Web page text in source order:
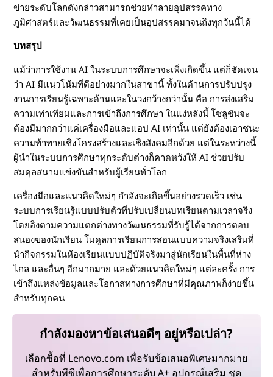
ข่ายระดับโลกดังกล่าวสามารถช่วยทำลายอุปสรรคทาง
ภูมิศาสตร์และวัฒนธรรมที่เคยเป็นอุปสรรคมาจนถึงทุกวันนี้ได้
บทสรุป
แม้ว่าการใช้งาน AI ในระบบการศึกษาจะเพิ่งเกิดขึ้น แต่ก็ชัดเจน
ว่า AI มีแนวโน้มที่ดีอย่างมากในสาขานี้ ทั้งในด้านการปรับปรุง
งานการเรียนรู้เฉพาะด้านและในวงกว้างกว่านั้น คือ การส่งเสริม
ความเท่าเทียมและการเข้าถึงการศึกษา ในแง่หลังนี้ โซลูชันจะ
ต้องมีมากกว่าแค่เครื่องมือและแอป AI เท่านั้น แต่ยังต้องเอาชนะ
ความท้าทายเชิงโครงสร้างและเชิงสังคมอีกด้วย แต่ในระหว่างนี้
ผู้นำในระบบการศึกษาทุกระดับต่างก็คาดหวังให้ AI ช่วยปรับ
สมดุลสนามแข่งขันสำหรับผู้เรียนทั่วโลก
เครื่องมือและแนวคิดใหม่ๆ กำลังจะเกิดขึ้นอย่างรวดเร็ว เช่น
ระบบการเรียนรู้แบบปรับตัวที่ปรับเปลี่ยนบทเรียนตามเวลาจริง
โดยอิงตามความแตกต่างทางวัฒนธรรมที่รับรู้ได้จากการตอบ
สนองของนักเรียน โมดูลการเรียนการสอนแบบความจริงเสริมที่
นำกิจกรรมในห้องเรียนแบบปฏิบัติจริงมาสู่นักเรียนในพื้นที่ห่าง
ไกล และอื่นๆ อีกมากมาย และด้วยแนวคิดใหม่ๆ แต่ละครั้ง การ
เข้าถึงแหล่งข้อมูลและโอกาสทางการศึกษาที่มีคุณภาพก็ง่ายขึ้น
สำหรับทุกคน
กำลังมองหาข้อเสนอดีๆ อยู่หรือเปล่า?
เลือกซื้อที่ Lenovo.com เพื่อรับข้อเสนอพิเศษมากมาย
สำหรับพีซีเพื่อการศึกษาระดับ A+ อุปกรณ์เสริม ชุด